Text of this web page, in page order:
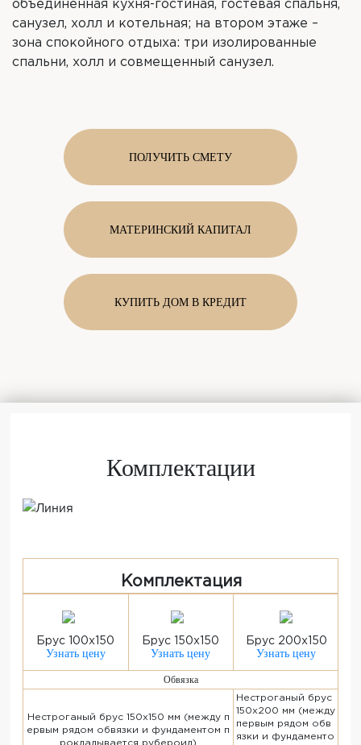
объединенная кухня-гостиная, гостевая спальня,
санузел, холл и котельная; на втором этаже –
зона спокойного отдыха: три изолированные
спальни, холл и совмещенный санузел.
ПОЛУЧИТЬ СМЕТУ
МАТЕРИНСКИЙ КАПИТАЛ
КУПИТЬ ДОМ В КРЕДИТ
Комплектации
Комплектация
Брус 100x150
Узнать цену
Брус 150x150
Узнать цену
Брус 200x150
Узнать цену
Обвязка
Нестроганый брус 150х150 мм (между п
ервым рядом обвязки и фундаментом п
рокладывается рубероид)
Нестроганый брус
150х200 мм (между
первым рядом обв
язки и фундаменто